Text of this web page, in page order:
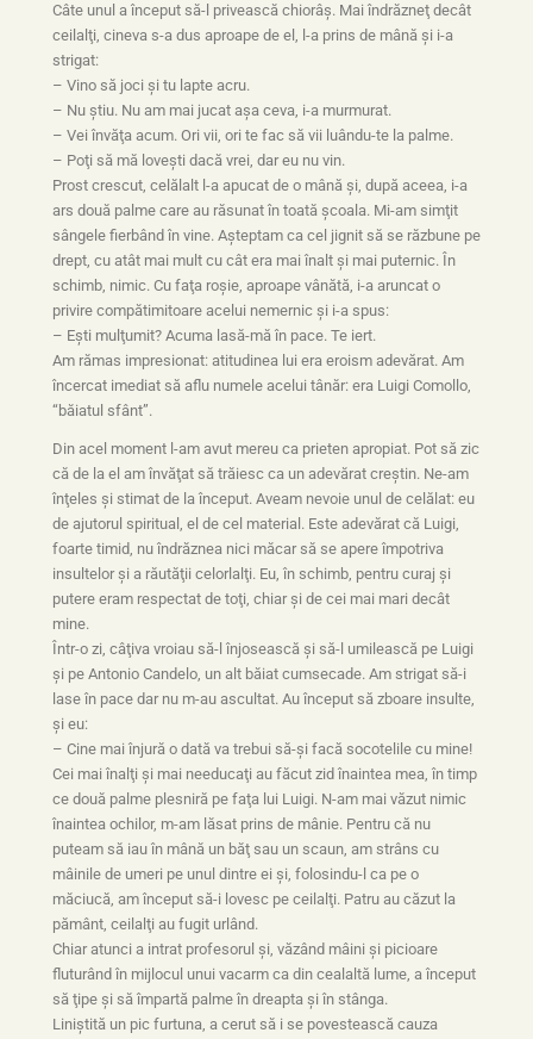
Câte unul a început să-l privească chiorâş. Mai îndrăzneţ decât
ceilalţi, cineva s-a dus aproape de el, l-a prins de mână şi i-a
strigat:
– Vino să joci şi tu lapte acru.
– Nu ştiu. Nu am mai jucat aşa ceva, i-a murmurat.
– Vei învăţa acum. Ori vii, ori te fac să vii luându-te la palme.
– Poţi să mă loveşti dacă vrei, dar eu nu vin.
Prost crescut, celălalt l-a apucat de o mână şi, după aceea, i-a
ars două palme care au răsunat în toată şcoala. Mi-am simţit
sângele fierbând în vine. Aşteptam ca cel jignit să se răzbune pe
drept, cu atât mai mult cu cât era mai înalt şi mai puternic. În
schimb, nimic. Cu faţa roşie, aproape vânătă, i-a aruncat o
privire compătimitoare acelui nemernic şi i-a spus:
– Eşti mulţumit? Acuma lasă-mă în pace. Te iert.
Am rămas impresionat: atitudinea lui era eroism adevărat. Am
încercat imediat să aflu numele acelui tânăr: era Luigi Comollo,
“băiatul sfânt”.
Din acel moment l-am avut mereu ca prieten apropiat. Pot să zic
că de la el am învăţat să trăiesc ca un adevărat creştin. Ne-am
înţeles şi stimat de la început. Aveam nevoie unul de celălat: eu
de ajutorul spiritual, el de cel material. Este adevărat că Luigi,
foarte timid, nu îndrăznea nici măcar să se apere împotriva
insultelor şi a răutăţii celorlalţi. Eu, în schimb, pentru curaj şi
putere eram respectat de toţi, chiar şi de cei mai mari decât
mine.
Într-o zi, câţiva vroiau să-l înjosească şi să-l umilească pe Luigi
şi pe Antonio Candelo, un alt băiat cumsecade. Am strigat să-i
lase în pace dar nu m-au ascultat. Au început să zboare insulte,
şi eu:
– Cine mai înjură o dată va trebui să-şi facă socotelile cu mine!
Cei mai înalţi şi mai needucaţi au făcut zid înaintea mea, în timp
ce două palme plesniră pe faţa lui Luigi. N-am mai văzut nimic
înaintea ochilor, m-am lăsat prins de mânie. Pentru că nu
puteam să iau în mână un băţ sau un scaun, am strâns cu
mâinile de umeri pe unul dintre ei şi, folosindu-l ca pe o
măciucă, am început să-i lovesc pe ceilalţi. Patru au căzut la
pământ, ceilalţi au fugit urlând.
Chiar atunci a intrat profesorul şi, văzând mâini şi picioare
fluturând în mijlocul unui vacarm ca din cealaltă lume, a început
să ţipe şi să împartă palme în dreapta şi în stânga.
Liniştită un pic furtuna, a cerut să i se povestească cauza